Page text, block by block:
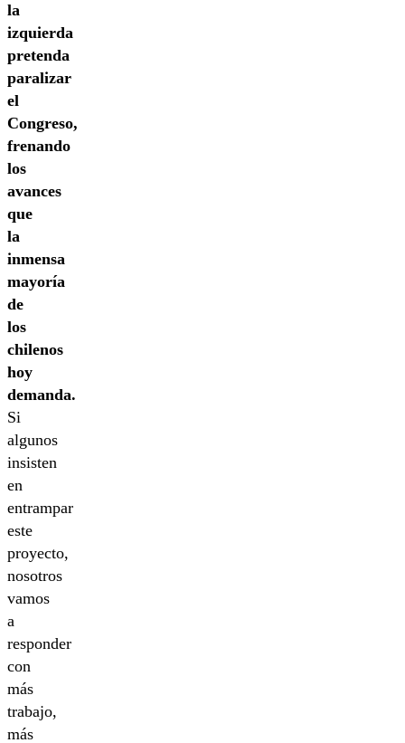
la
izquierda
pretenda
paralizar
el
Congreso,
frenando
los
avances
que
la
inmensa
mayoría
de
los
chilenos
hoy
demanda.
Si
algunos
insisten
en
entrampar
este
proyecto,
nosotros
vamos
a
responder
con
más
trabajo,
más